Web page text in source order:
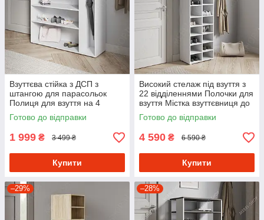
Взуттєва стійка з ДСП з
штангою для парасольок
Полиця для взуття на 4
комірки в передпокій 120 см
шириною
Готово до відправки
1 999 ₴ 3 499 ₴
Купити
Високий стелаж під взуття з
22 відділеннями Полочки для
взуття Містка взуттєвниця до
передпокою
Готово до відправки
4 590 ₴ 6 590 ₴
Купити
–29% –28%